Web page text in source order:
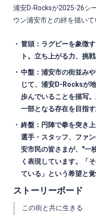
浦安D-Rocksが2025-26シ
ウン浦安市との絆を描いて
冒頭：ラグビーを象徴
ト。立ち上がる力、挑
中盤：浦安市の街並み
じて、浦安D-Rocksが
歩んでいることを描写
一部となる存在を目指す
終盤：円陣で拳を突き
選手・スタッフ、ファ
安市民の皆さまが、 "一
く表現しています。「
ている」という希望と
ストーリーボード
この街と共に生きる